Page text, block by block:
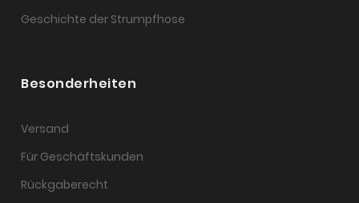
Geschichte der Strumpfhose
Besonderheiten
Versand
Für Geschäftskunden
Rückgaberecht